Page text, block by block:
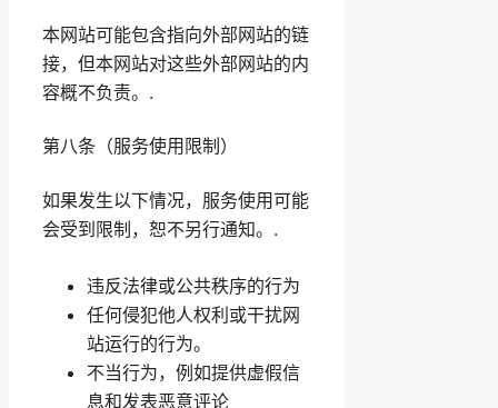
本网站可能包含指向外部网站的链
接，但本网站对这些外部网站的内
容概不负责。.
第八条（服务使用限制）
如果发生以下情况，服务使用可能
会受到限制，恕不另行通知。.
违反法律或公共秩序的行为
任何侵犯他人权利或干扰网
站运行的行为。
不当行为，例如提供虚假信
息和发表恶意评论